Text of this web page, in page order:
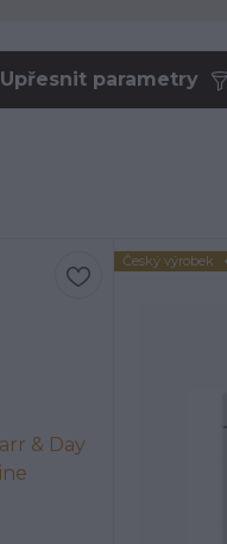
Upřesnit parametry
Český výrobek